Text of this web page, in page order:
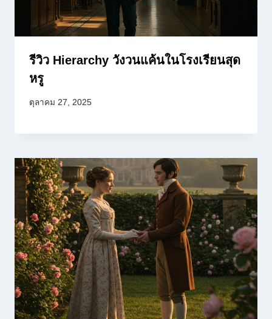
รีวิว Hierarchy วังวนแค้นในโรงเรียนสุด
หรู
ตุลาคม 27, 2025